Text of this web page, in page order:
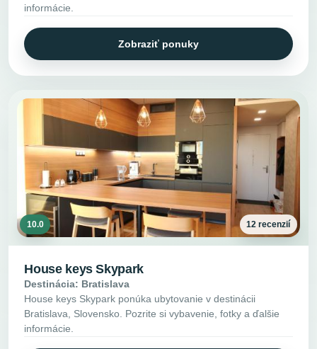
informácie.
Zobraziť ponuky
10.0 12 recenzií
House keys Skypark
Destinácia: Bratislava
House keys Skypark ponúka ubytovanie v destinácii
Bratislava, Slovensko. Pozrite si vybavenie, fotky a ďalšie
informácie.